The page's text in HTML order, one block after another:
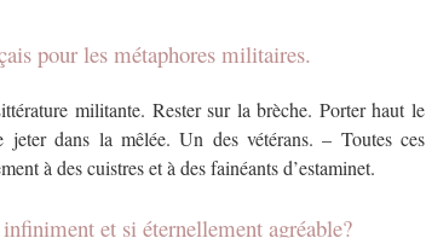
pour les métaphores militaires.
militante. Rester sur la brèche. Porter haut le
dans la mêlée. Un des vétérans. – Toutes ces
à des cuistres et à des fainéants d’estaminet.
et si éternellement agréable?